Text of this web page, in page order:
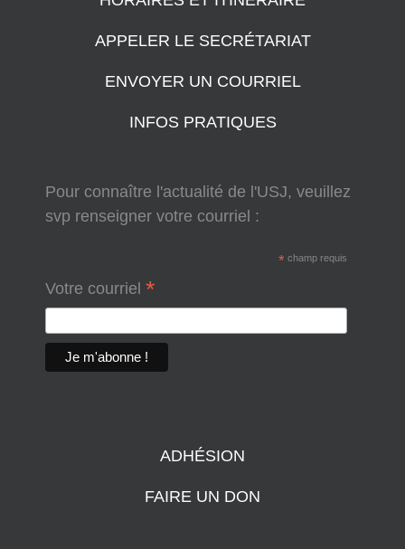
APPELER LE SECRÉTARIAT
ENVOYER UN COURRIEL
INFOS PRATIQUES
Pour connaître l'actualité de l'USJ, veuillez
svp renseigner votre courriel :
* champ requis
Votre courriel *
ADHÉSION
FAIRE UN DON